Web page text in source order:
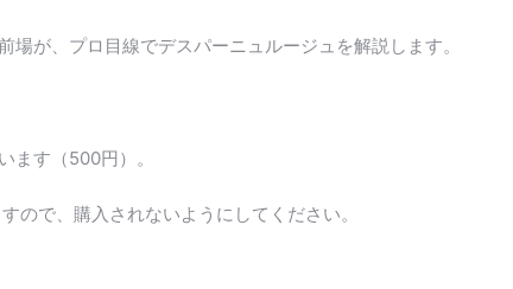
場が、プロ目線でデスパーニュルージュを解説します。
ます（500円）。
ので、購入されないようにしてください。